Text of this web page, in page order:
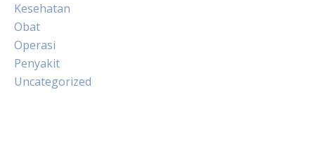
Kesehatan
Obat
Operasi
Penyakit
Uncategorized